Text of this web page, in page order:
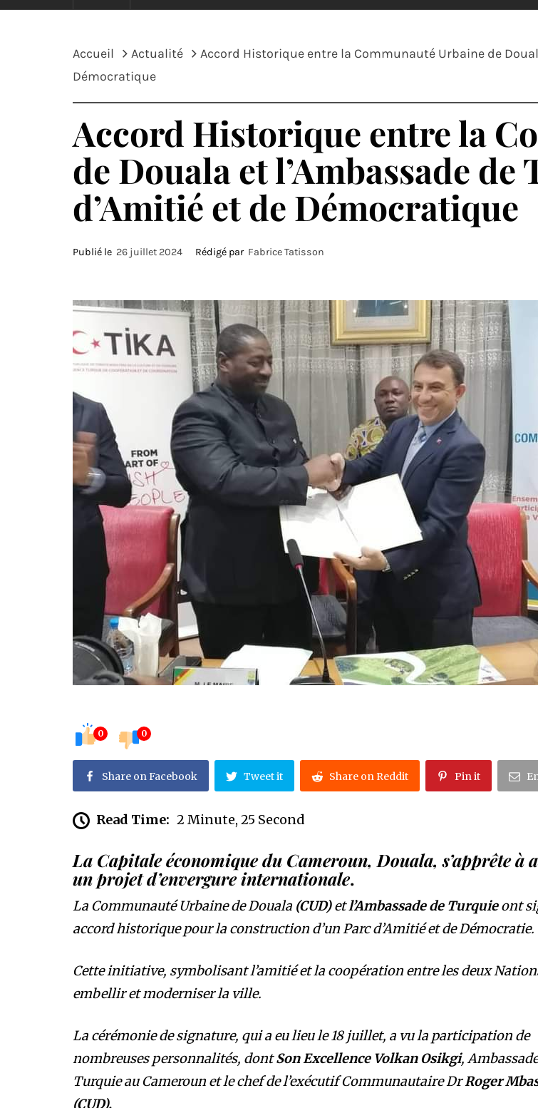
Accueil Actualité
Accord Historique entre la Communauté Urbaine de
Démocratique
Accord Historique entre la
de Douala et l’Ambassade
d’Amitié et de Démocratique
Publié le 26 juillet 2024 Rédigé par Fabrice Tatisson
0 0
Share on Facebook Tweet it Share on Reddit Pin it
Read Time: 2 Minute, 25 Second
La Capitale économique du Cameroun, Douala, s’apprête à
un projet d’envergure internationale.
La Communauté Urbaine de Douala (CUD)etl’Ambassade de Turquieont
accord historique pour la construction d’un Parc d’Amitié et de Démocratie.
Cette initiative, symbolisant l’amitié et la coopération entre les deux
embellir et moderniser la ville.
La cérémonie de signature, qui a eu lieu le 18 juillet, a vu la participation de
nombreuses personnalités, dontSon Excellence Volkan Osikgi,
Turquie au Cameroun et le chef de l’exécutif Communautaire DrRoger
(CUD).